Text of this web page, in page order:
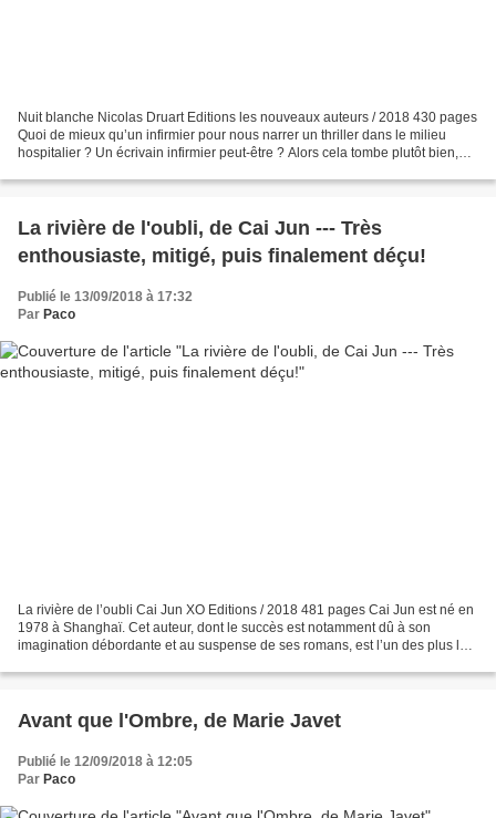
Nuit blanche Nicolas Druart Editions les nouveaux auteurs / 2018 430 pages
Quoi de mieux qu’un infirmier pour nous narrer un thriller dans le milieu
hospitalier ? Un écrivain infirmier peut-être ? Alors cela tombe plutôt bien,
La rivière de l'oubli, de Cai Jun --- Très
enthousiaste, mitigé, puis finalement déçu!
Publié le 13/09/2018 à 17:32
Par Paco
La rivière de l’oubli Cai Jun XO Editions / 2018 481 pages Cai Jun est né en
1978 à Shanghaï. Cet auteur, dont le succès est notamment dû à son
imagination débordante et au suspense de ses romans, est l’un des plus lus
Avant que l'Ombre, de Marie Javet
Publié le 12/09/2018 à 12:05
Par Paco